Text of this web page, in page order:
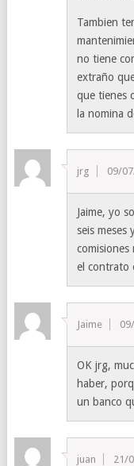
Tambien
no tiene
extraño
que tienes
la nomina
jrg 09/
Jaime, yo
seis
el contrato
Jaime
OK jrg,
haber,
un banco
juan 21/